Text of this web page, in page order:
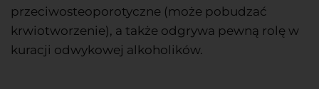
przeciwosteoporotyczne (może pobudzać
krwiotworzenie), a także odgrywa pewną rolę w
kuracji odwykowej alkoholików.